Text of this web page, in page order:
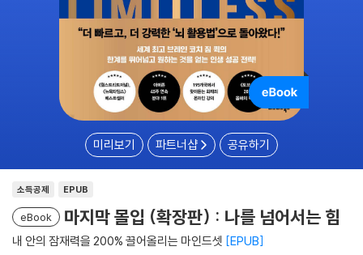
미리보기 파트너샵 공유하기
소득공제 EPUB
eBook 마지막 몰입 (확장판) : 나를 넘어서는 힘
내 안의 잠재력을 200% 끌어올리는 마인드셋 EPUB